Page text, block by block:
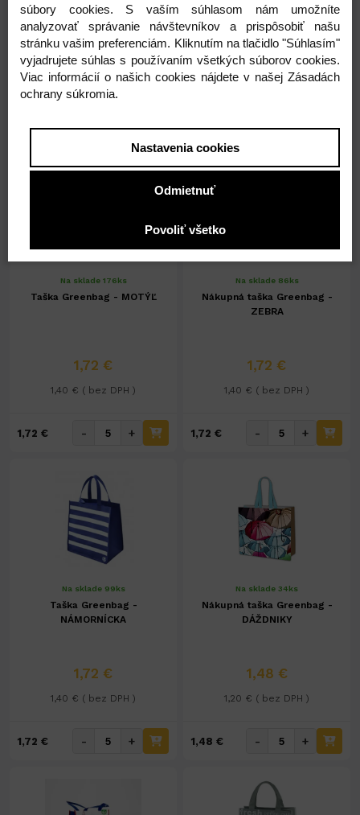
Coffee
1,72 €
1,40 € ( bez DPH )
- +
Olivy
1,72 €
1,40 € ( bez DPH )
- +
Na sklade 176ks
Taška Greenbag - MOTÝĽ
1,72 €
1,40 € ( bez DPH )
1,72 € - +
Na sklade 86ks
Nákupná taška Greenbag -
ZEBRA
1,72 €
1,40 € ( bez DPH )
1,72 € - +
Na sklade 99ks
Taška Greenbag -
NÁMORNÍCKA
1,72 €
1,40 € ( bez DPH )
1,72 € - +
Na sklade 34ks
Nákupná taška Greenbag -
DÁŽDNIKY
1,48 €
1,20 € ( bez DPH )
1,48 € - +
súbory cookies. S vaším súhlasom nám umožníte
analyzovať správanie návštevníkov a prispôsobiť našu
stránku vašim preferenciám. Kliknutím na tlačidlo "Súhlasím"
vyjadrujete súhlas s používaním všetkých súborov cookies.
Viac informácií o našich cookies nájdete v našej Zásadách
ochrany súkromia.
Nastavenia cookies
Odmietnuť
Povoliť všetko